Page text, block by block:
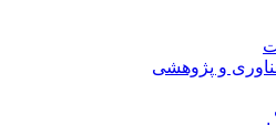
و پژوهشی